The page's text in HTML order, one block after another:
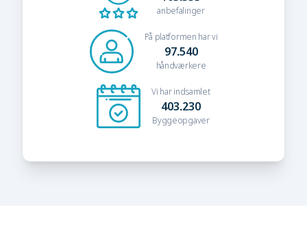
anbefalinger
På platformen har vi
97.540
håndværkere
Vi har indsamlet
403.230
Byggeopgaver